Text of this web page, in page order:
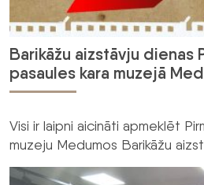
Barikāžu aizstāvju dienas
pasaules kara muzejā
Visi ir laipni aicināti apmeklēt
muzeju Medumos Barikāžu